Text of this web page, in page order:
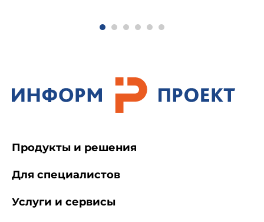
Продукты и решения
Для специалистов
Услуги и сервисы